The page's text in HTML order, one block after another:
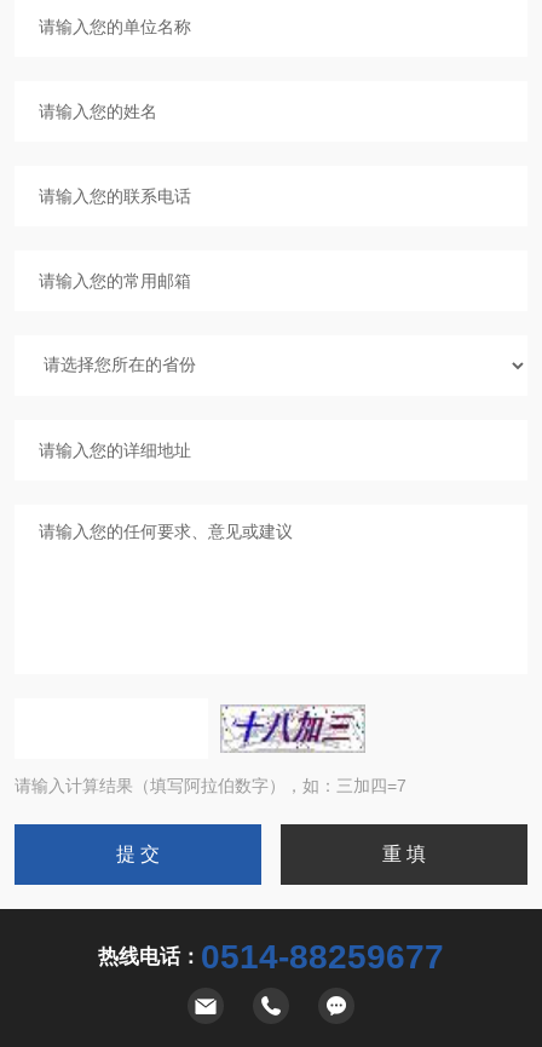
请输入计算结果（填写阿拉伯数字），如：三加四=7
热线电话： 0514-88259677